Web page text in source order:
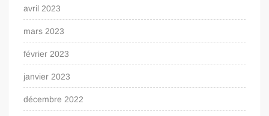
avril 2023
mars 2023
février 2023
janvier 2023
décembre 2022